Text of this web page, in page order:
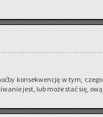
kon­se­kwen­cję w tym, czego
jest, lub może stać się, ową